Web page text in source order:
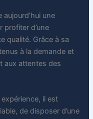
aujourd’hui une
profiter d’une
qualité. Grâce à sa
à la demande et
aux attentes des
il est
de disposer d’une